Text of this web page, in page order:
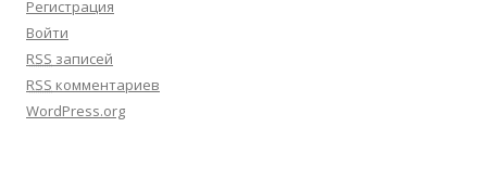
Регистрация
Войти
RSS записей
RSS комментариев
WordPress.org